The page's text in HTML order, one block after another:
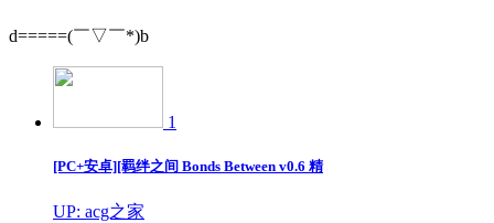
d=====(￣▽￣*)b
1
[PC+安卓][羁绊之间 Bonds Between v0.6 精
UP: acg之家